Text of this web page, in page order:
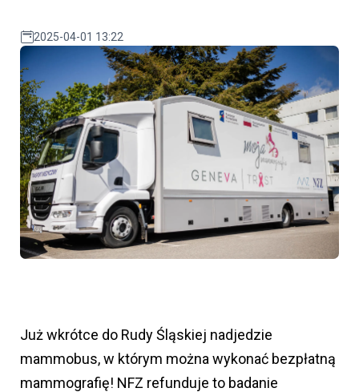
2025-04-01 13:22
Już wkrótce do Rudy Śląskiej nadjedzie
mammobus, w którym można wykonać bezpłatną
mammografię! NFZ refunduje to badanie